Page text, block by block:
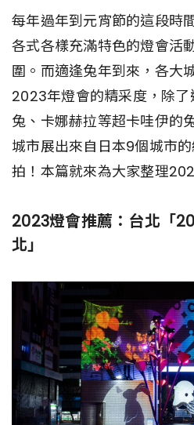
每年過年到元宵節的這段時
各式各樣充滿特色的燈會活
圍。而適逢兔年到來，各大
2023年燈會的精采度，除
兔、卡娜赫拉等超卡哇伊的
城市展出來自日本9個城市
拍！本篇就來為大家整理
2023燈會推薦：台北「
北」